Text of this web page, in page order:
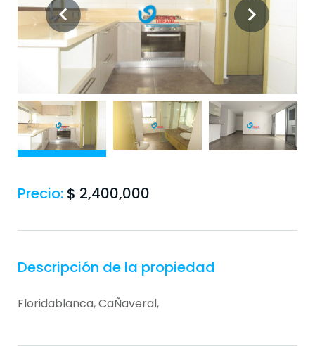
Precio: $ 2,400,000
Descripción de la propiedad
Floridablanca, CaÑaveral,